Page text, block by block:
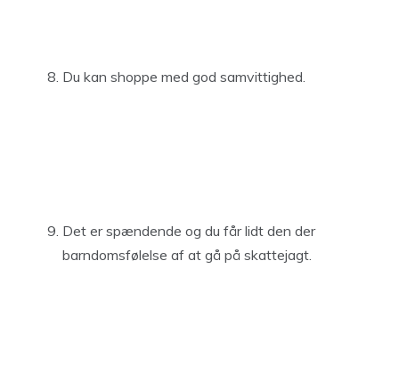
Du kan shoppe med god samvittighed.
Det er spændende og du får lidt den der
barndomsfølelse af at gå på skattejagt.